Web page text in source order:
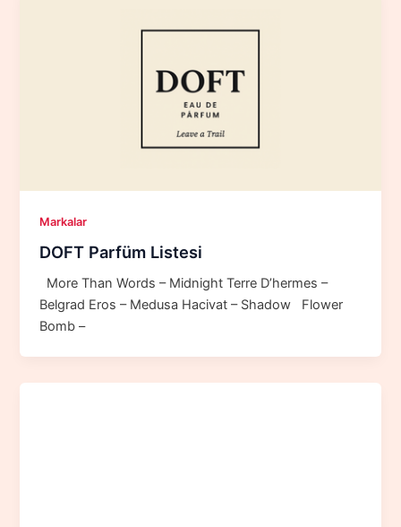
Markalar
DOFT Parfüm Listesi
More Than Words – Midnight Terre D’hermes –
Belgrad Eros – Medusa Hacivat – Shadow Flower
Bomb –